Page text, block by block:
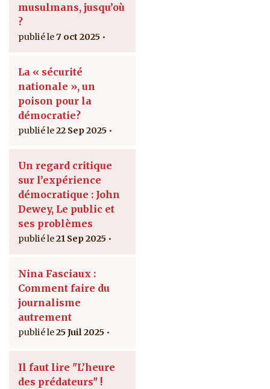
musulmans, jusqu’où
?
7 oct 2025
La « sécurité
nationale », un
poison pour la
démocratie?
22 Sep 2025
Un regard critique
sur l’expérience
démocratique : John
Dewey, Le public et
ses problèmes
21 Sep 2025
Nina Fasciaux :
Comment faire du
journalisme
autrement
25 Juil 2025
Il faut lire "L’heure
des prédateurs" !